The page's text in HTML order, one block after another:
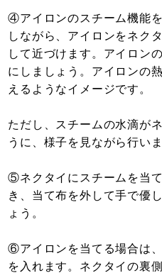
④アイロンのスチーム機能
しながら、アイロンをネク
して近づけます。アイロン
にしましょう。アイロンの
えるようなイメージです。
ただし、スチームの水滴が
うに、様子を見ながら行いま
⑤ネクタイにスチームを当
き、当て布を外して手で優
ょう。
⑥アイロンを当てる場合は
を入れます。ネクタイの裏